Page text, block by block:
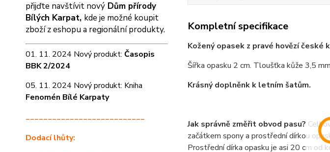
přijďte navštívit nový Dům přírody
Bílých Karpat, kde je možné koupit
zboží z eshopu a regionální produkty.
01. 11. 2024 Nový produkt: Časopis
BBK 2/2024
05. 11. 2024 Nový produkt: Kniha
Fenomén Bílé Karpaty
___________________________
Dodací lhůty:
Kompletní specifikace
Kožený opasek z pravé hovězí české
Šířka opasku 2 cm. Tloušťka kůže 3,5
Krásný doplněnk k letním šatům.
Jak správně změřit obvod pasu?
začátkem spony a prostřední dírkou
Prostřední dírka opasku je asi 20 cm od